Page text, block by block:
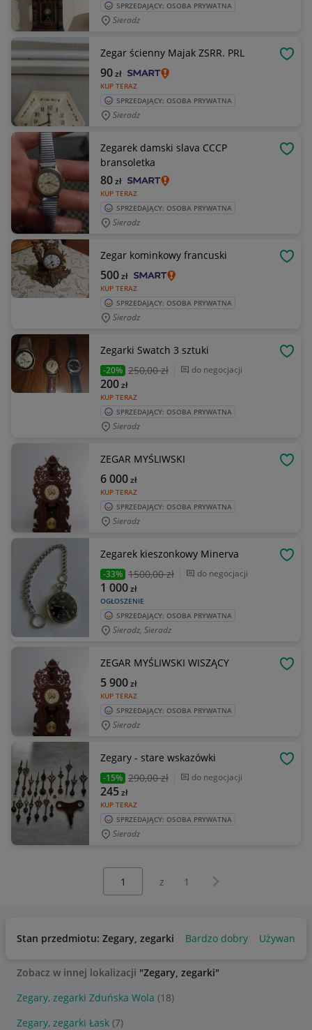
SPRZEDAJĄCY: OSOBA PRYWATNA
Sieradz
Zegar ścienny Majak ZSRR. PRL
KUP TERAZ
90zł
SPRZEDAJĄCY: OSOBA PRYWATNA
Sieradz
Zegarek damski slava CCCP
bransoletka
KUP TERAZ
80zł
SPRZEDAJĄCY: OSOBA PRYWATNA
Sieradz
Zegar kominkowy francuski
KUP TERAZ
500zł
SPRZEDAJĄCY: OSOBA PRYWATNA
Sieradz
Zegarki Swatch 3 sztuki
-20% 250,00 zł do negocjacji
KUP TERAZ
200zł
SPRZEDAJĄCY: OSOBA PRYWATNA
Sieradz
ZEGAR MYŚLIWSKI
KUP TERAZ
6 000zł
SPRZEDAJĄCY: OSOBA PRYWATNA
Sieradz
Zegarek kieszonkowy Minerva
-33% 1500,00 zł do negocjacji
OGŁOSZENIE
1 000zł
SPRZEDAJĄCY: OSOBA PRYWATNA
Sieradz, Sieradz
ZEGAR MYŚLIWSKI WISZĄCY
KUP TERAZ
5 900zł
SPRZEDAJĄCY: OSOBA PRYWATNA
Sieradz
Zegary - stare wskazówki
-15% 290,00 zł do negocjacji
KUP TERAZ
245zł
SPRZEDAJĄCY: OSOBA PRYWATNA
Sieradz
z 1 Następna strona
Stan przedmiotu: Zegary, zegarki Bardzo dobry Używany
Zobacz w innej lokalizacji "Zegary, zegarki"
Zegary, zegarki Zduńska Wola (18)
Zegary, zegarki Łask (7)